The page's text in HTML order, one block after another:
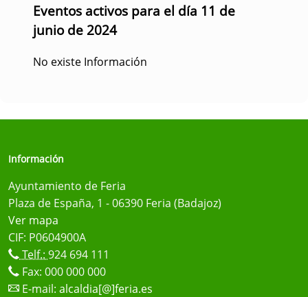
Eventos activos para el día 11 de
junio de 2024
No existe Información
Información
Ayuntamiento de Feria
Plaza de España, 1 - 06390 Feria (Badajoz)
Ver mapa
CIF: P0604900A
Telf.: 924 694 111
Fax: 000 000 000
E-mail: alcaldia[@]feria.es